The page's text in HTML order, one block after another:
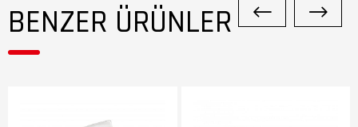
BENZER ÜRÜNLER